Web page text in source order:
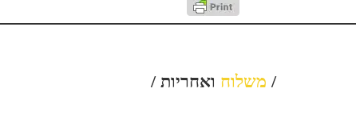
/ משלוח ואחריות /